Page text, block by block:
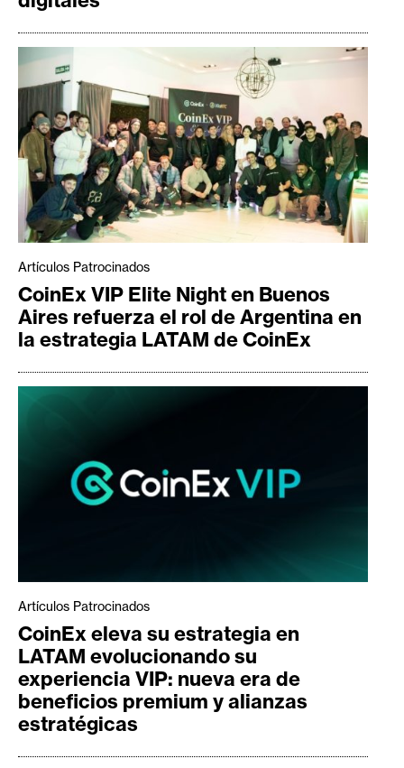
Artículos Patrocinados
CoinEx VIP Elite Night en Buenos
Aires refuerza el rol de Argentina en
la estrategia LATAM de CoinEx
Artículos Patrocinados
CoinEx eleva su estrategia en
LATAM evolucionando su
experiencia VIP: nueva era de
beneficios premium y alianzas
estratégicas